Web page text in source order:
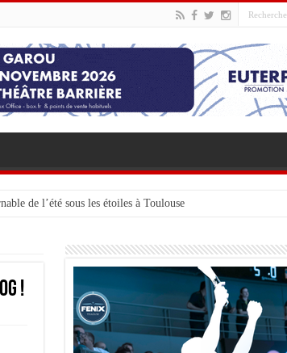
de l’été sous les étoiles à Toulouse
!